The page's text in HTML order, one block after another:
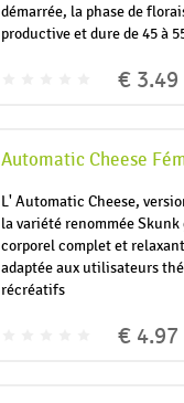
démarrée, la phase de
productive et dure de 45 à
€ 3.49
Automatic Cheese
L' Automatic Cheese,
la variété renommée
corporel complet et
adaptée aux utilisateurs
récréatifs
€ 4.97